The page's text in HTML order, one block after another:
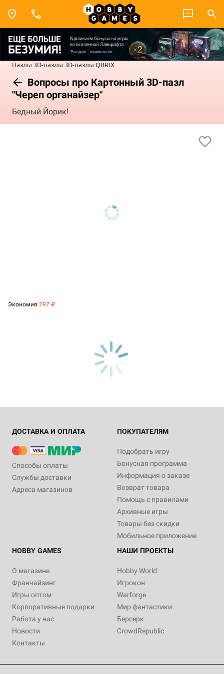
Пазлы 3D-пазлы 3D-пазлы QBRIX
Вопросы про Картонный 3D-пазл
"Череп органайзер"
Бедный Йорик!
Экономия 297 ₽
ДОСТАВКА И ОПЛАТА
Способы оплаты
Службы доставки
Адреса магазинов
ПОКУПАТЕЛЯМ
Подобрать игру
Бонусная программа
Информация о заказе
Возврат товара
Помощь с правилами
Архивные игры
Товары без скидки
Мобильное приложение
HOBBY GAMES
О магазине
Франчайзинг
Игры оптом
Корпоративные подарки
Работа у нас
Новости
Контакты
НАШИ ПРОЕКТЫ
Hobby World
Игрокон
Warforge
Мир фантастики
Берсерк
CrowdRepublic